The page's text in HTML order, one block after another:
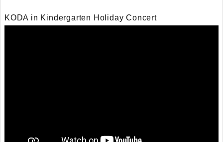
KODA in Kindergarten Holiday Concert